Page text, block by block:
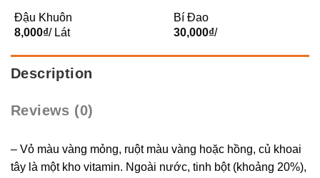
Đậu Khuôn
8,000₫/ Lát
Bí Đao
30,000₫/
Description
Reviews (0)
– Vỏ màu vàng mỏng, ruột màu vàng hoặc hồng, củ khoai
tây là một kho vitamin. Ngoài nước, tinh bột (khoảng 20%),